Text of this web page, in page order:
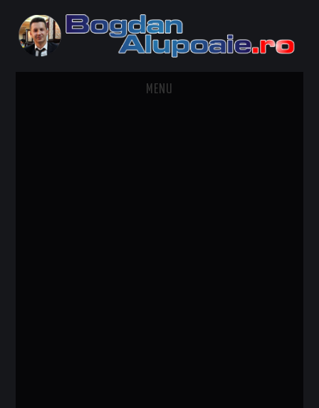
MENU